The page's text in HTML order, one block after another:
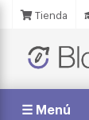
Tienda
☰ Menú